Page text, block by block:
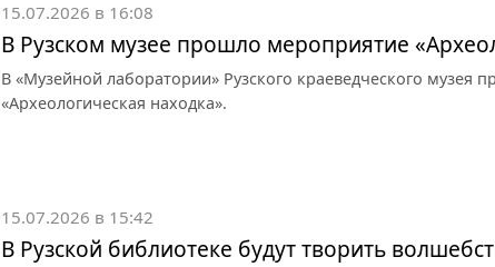
15.07.2026 в 16:08
В Рузском музее прошло мероприятие
В «Музейной лаборатории» Рузского краеведческого музея
«Археологическая находка».
15.07.2026 в 15:42
В Рузской библиотеке будут творить